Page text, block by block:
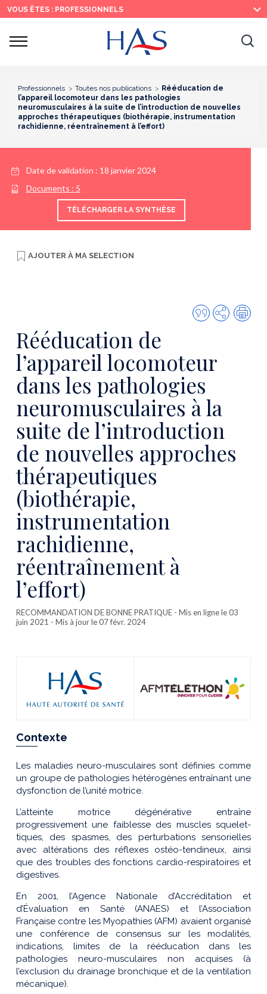
Recherche
Menu
principal
Contenu
principal
VOUS ÊTES : PROFESSIONNELS
Ouvrir
Professionnels Toutes nos publications
Rééducation de
l’appareil locomoteur dans les pathologies
neuromusculaires à la suite de l’introduction de nouvelles
approches thérapeutiques (biothérapie, instrumentation
rachidienne, réentraînement à l’effort)
Date de validation : 18 janvier 2024
Documents : 5
TÉLÉCHARGER LA SYNTHÈSE
AJOUTER À MA SELECTION
Citer
cette
Partager
Rééducation de
l’appareil locomoteur
dans les pathologies
neuromusculaires à la
suite de l’introduction
de nouvelles approches
thérapeutiques
(biothérapie,
instrumentation
rachidienne,
réentraînement à
l’effort)
RECOMMANDATION DE BONNE PRATIQUE - Mis en ligne le 03
juin 2021 - Mis à jour le 07 févr. 2024
Contexte
Les maladies neuro-musculaires sont définies comme
un groupe de pathologies hétérogènes entraînant une
dysfonction de l’unité motrice.
L’atteinte motrice dégénérative entraîne
progressivement une faiblesse des muscles squelet-
tiques, des spasmes, des perturbations sensorielles
avec altérations des réflexes ostéo-tendineux, ainsi
que des troubles des fonctions cardio-respiratoires et
digestives.
En 2001, l’Agence Nationale d’Accréditation et
d’Évaluation en Santé (ANAES) et l’Association
Française contre les Myopathies (AFM) avaient organisé
une conférence de consensus sur les modalités,
indications, limites de la rééducation dans les
pathologies neuro-musculaires non acquises (à
l’exclusion du drainage bronchique et de la ventilation
mécanique).